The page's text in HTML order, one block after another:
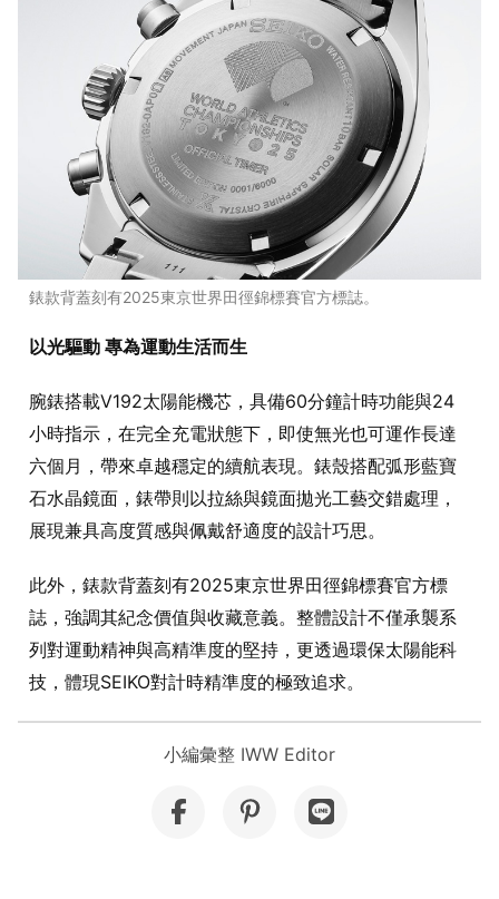
錶款背蓋刻有2025東京世界田徑錦標賽官方標誌。
以光驅動 專為運動生活而生
腕錶搭載V192太陽能機芯，具備60分鐘計時功能與24
小時指示，在完全充電狀態下，即使無光也可運作長達
六個月，帶來卓越穩定的續航表現。錶殼搭配弧形藍寶
石水晶鏡面，錶帶則以拉絲與鏡面拋光工藝交錯處理，
展現兼具高度質感與佩戴舒適度的設計巧思。
此外，錶款背蓋刻有2025東京世界田徑錦標賽官方標
誌，強調其紀念價值與收藏意義。整體設計不僅承襲系
列對運動精神與高精準度的堅持，更透過環保太陽能科
技，體現SEIKO對計時精準度的極致追求。
小編彙整 IWW Editor